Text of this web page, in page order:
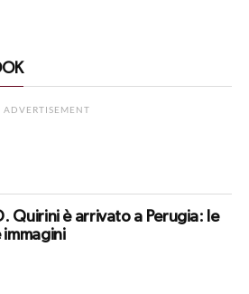
ADVERTISEMENT
Quirini è arrivato a Perugia: le
immagini